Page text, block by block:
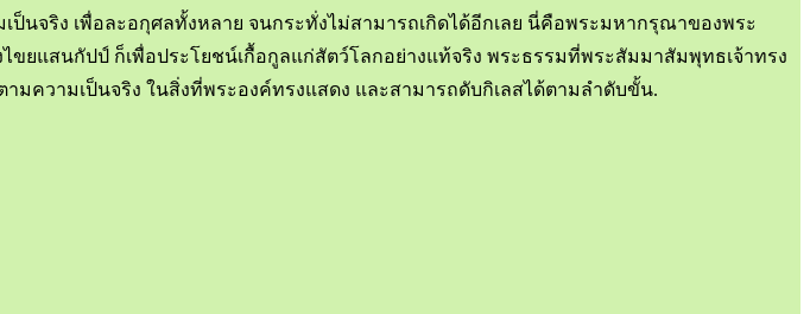
จริง เพื่อละอกุศลทั้งหลาย จนกระทั่งไม่สามารถเกิดได้อีกเลย นี่คือพระมหากรุณาของพระ
ยแสนกัปป์ ก็เพื่อประโยชน์เกื้อกูลแก่สัตว์โลกอย่างแท้จริง พระธรรมที่พระสัมมาสัมพุทธเจ้าทรง
มความเป็นจริง ในสิ่งที่พระองค์ทรงแสดง และสามารถดับกิเลสได้ตามลำดับขั้น.